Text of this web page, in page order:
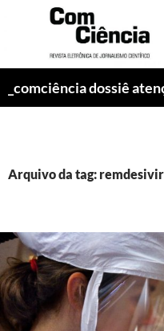
_comciência dossiê
Arquivo da tag: remdesivir